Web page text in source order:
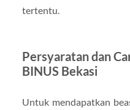
tertentu.
Persyaratan dan
BINUS Bekasi
Untuk mendapatkan